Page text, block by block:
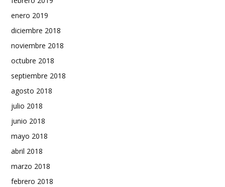
enero 2019
diciembre 2018
noviembre 2018
octubre 2018
septiembre 2018
agosto 2018
julio 2018
junio 2018
mayo 2018
abril 2018
marzo 2018
febrero 2018